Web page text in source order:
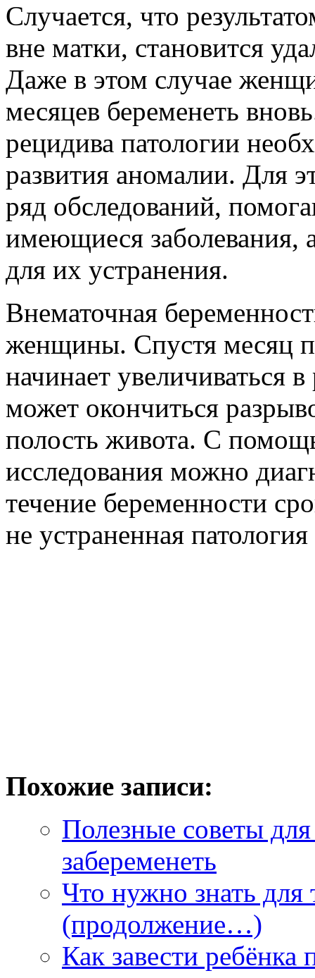
Случается, что
вне матки, становится
Даже в этом случае
месяцев беременеть
рецидива патологии
развития аномалии. Для
ряд обследований,
имеющиеся заболевания,
для их устранения.
Внематочная
женщины. Спустя месяц
начинает увеличиваться
может окончиться
полость живота. С
исследования можно
течение беременности
не устраненная
Похожие записи:
Полезные советы
забеременеть
Что нужно знать для
(продолжение…)
Как завести